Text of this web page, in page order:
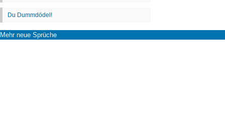
Mehr neue Sprüche